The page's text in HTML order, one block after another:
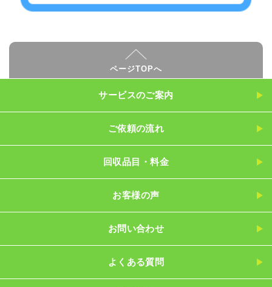
ページTOPへ
サービスのご案内
ご依頼の流れ
回収品目・料金
お客様の声
お問い合わせ
よくある質問